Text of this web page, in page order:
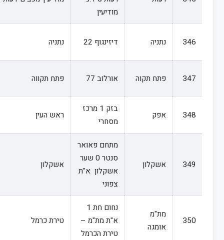
מודיעין
346 נתניה דיזינגוף 22 נתניה
347 פתח תקוה אורלוב 77 פתח תקווה
348 אפק
בזק 1 מרכז
מסחרי
ראש העין
349 אשקלון
מתחם פאואר
סנטר 0 שער
אשקלון א"ת
צפוני
אשקלון
350
מת"מ
אומגה
נחום חת 1
א"ת מת"מ –
טירת הכרמל
טירת כרמל